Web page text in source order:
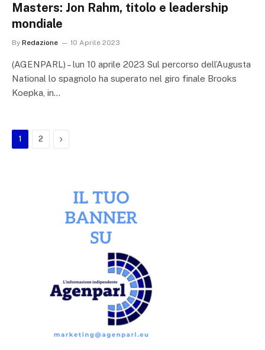
Masters: Jon Rahm, titolo e leadership
mondiale
By Redazione 10 Aprile 2023
(AGENPARL) – lun 10 aprile 2023 Sul percorso dell’Augusta
National lo spagnolo ha superato nel giro finale Brooks
Koepka, in…
1 2 Next